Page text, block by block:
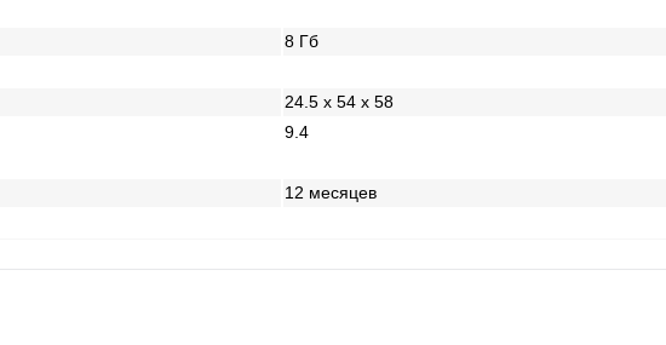
8 Гб
24.5 x 54 x 58
9.4
12 месяцев